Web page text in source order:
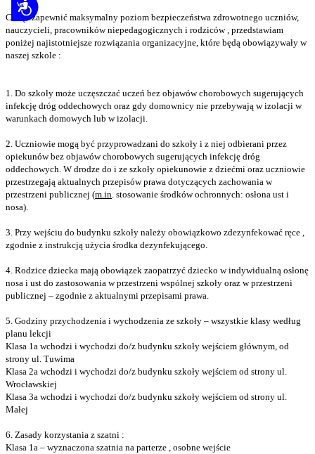
Dostępność
Chcąc zapewnić maksymalny poziom bezpieczeństwa zdrowotnego uczniów,
nauczycieli, pracowników niepedagogicznych i rodziców , przedstawiam
poniżej najistotniejsze rozwiązania organizacyjne, które będą obowiązywały w
naszej szkole :
1. Do szkoły może uczęszczać uczeń bez objawów chorobowych sugerujących
infekcję dróg oddechowych oraz gdy domownicy nie przebywają w izolacji w
warunkach domowych lub w izolacji.
2. Uczniowie mogą być przyprowadzani do szkoły i z niej odbierani przez
opiekunów bez objawów chorobowych sugerujących infekcję dróg
oddechowych. W drodze do i ze szkoły opiekunowie z dziećmi oraz uczniowie
przestrzegają aktualnych przepisów prawa dotyczących zachowania w
przestrzeni publicznej (m.in. stosowanie środków ochronnych: osłona ust i
nosa).
3. Przy wejściu do budynku szkoły należy obowiązkowo zdezynfekować ręce ,
zgodnie z instrukcją użycia środka dezynfekującego.
4. Rodzice dziecka mają obowiązek zaopatrzyć dziecko w indywidualną osłonę
nosa i ust do zastosowania w przestrzeni wspólnej szkoły oraz w przestrzeni
publicznej – zgodnie z aktualnymi przepisami prawa.
5. Godziny przychodzenia i wychodzenia ze szkoły – wszystkie klasy według
planu lekcji
Klasa 1a wchodzi i wychodzi do/z budynku szkoły wejściem głównym, od
strony ul. Tuwima
Klasa 2a wchodzi i wychodzi do/z budynku szkoły wejściem od strony ul.
Wrocławskiej
Klasa 3a wchodzi i wychodzi do/z budynku szkoły wejściem od strony ul.
Małej
6. Zasady korzystania z szatni :
Klasa 1a – wyznaczona szatnia na parterze , osobne wejście